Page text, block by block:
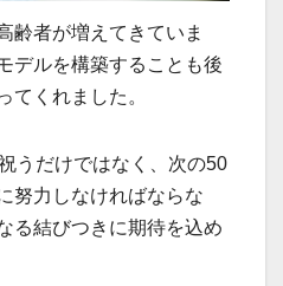
齢者が増えてきていま
デルを構築することも後
てくれました。
うだけではなく、次の50
努力しなければならな
る結びつきに期待を込め